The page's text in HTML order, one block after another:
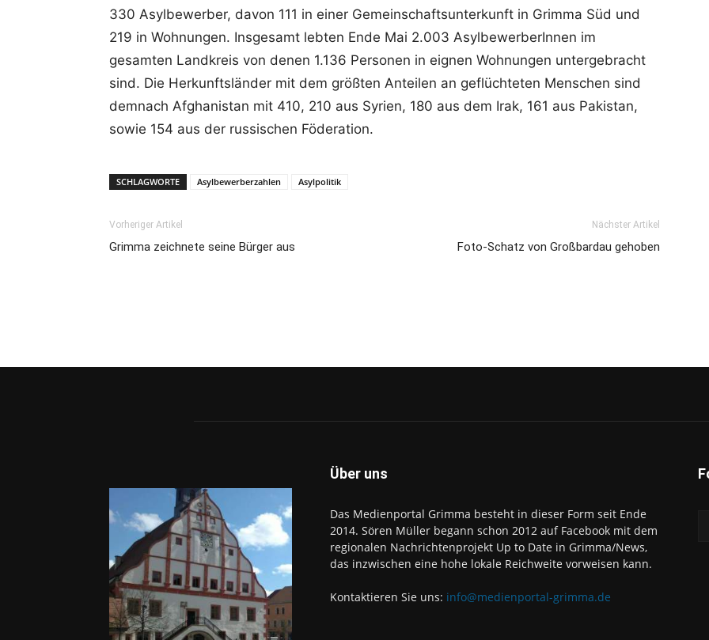
330 Asylbewerber, davon 111 in einer Gemeinschaftsunterkunft in Grimma Süd und
219 in Wohnungen. Insgesamt lebten Ende Mai 2.003 AsylbewerberInnen im
gesamten Landkreis von denen 1.136 Personen in eignen Wohnungen untergebracht
sind. Die Herkunftsländer mit dem größten Anteilen an geflüchteten Menschen sind
demnach Afghanistan mit 410, 210 aus Syrien, 180 aus dem Irak, 161 aus Pakistan,
sowie 154 aus der russischen Föderation.
SCHLAGWORTE Asylbewerberzahlen Asylpolitik
Vorheriger Artikel
Grimma zeichnete seine Bürger aus
Nächster Artikel
Foto-Schatz von Großbardau gehoben
Über uns
Das Medienportal Grimma besteht in dieser Form seit Ende
2014. Sören Müller begann schon 2012 auf Facebook mit dem
regionalen Nachrichtenprojekt Up to Date in Grimma/News,
das inzwischen eine hohe lokale Reichweite vorweisen kann.
Kontaktieren Sie uns: info@medienportal-grimma.de